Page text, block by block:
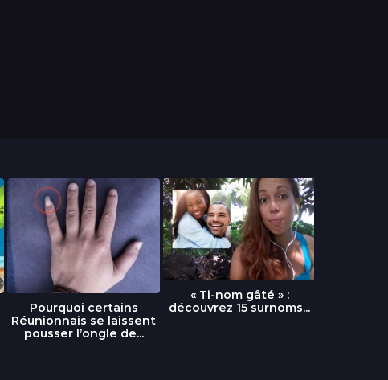
Pourquoi certains
Réunionnais se laissent
pousser l’ongle de...
« Ti-nom gâté » :
découvrez 15 surnoms...